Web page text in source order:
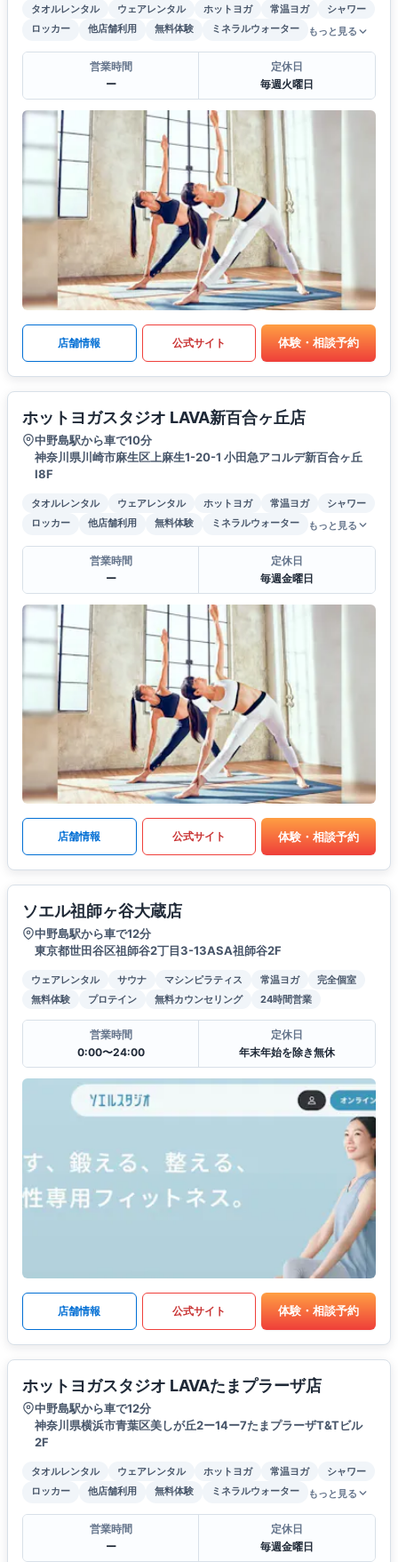
タオルレンタル ウェアレンタル ホットヨガ 常温ヨガ
シャワー
ロッカー
他店舗利用 無料体験 ミネラルウォーター もっと見る
営業時間
ー
定休日
毎週火曜日
店舗情報 公式サイト 体験・相談予約
ホットヨガスタジオ LAVA新百合ヶ丘店
中野島駅から車で10分
神奈川県川崎市麻生区上麻生1-20-1 小田急アコルデ新百合ヶ丘
Ⅰ8F
タオルレンタル ウェアレンタル ホットヨガ 常温ヨガ
シャワー
ロッカー
他店舗利用 無料体験 ミネラルウォーター もっと見る
営業時間
ー
定休日
毎週金曜日
店舗情報 公式サイト 体験・相談予約
ソエル祖師ヶ谷大蔵店
中野島駅から車で12分
東京都世田谷区祖師谷2丁目3-13ASA祖師谷2F
ウェアレンタル サウナ マシンピラティス 常温ヨガ
完全個室
無料体験
プロテイン 無料カウンセリング 24時間営業
営業時間
0:00〜24:00
定休日
年末年始を除き無休
店舗情報 公式サイト 体験・相談予約
ホットヨガスタジオ LAVAたまプラーザ店
中野島駅から車で12分
神奈川県横浜市青葉区美しが丘2ー14ー7たまプラーザT&Tビル
2F
タオルレンタル ウェアレンタル ホットヨガ 常温ヨガ
シャワー
ロッカー
他店舗利用 無料体験 ミネラルウォーター もっと見る
営業時間
ー
定休日
毎週金曜日